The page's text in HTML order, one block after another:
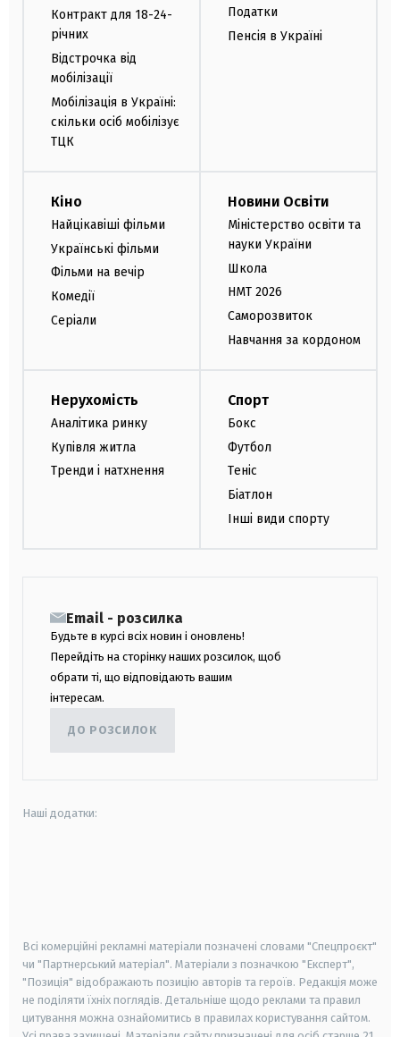
Контракт для 18-24-
річних
Відстрочка від
мобілізації
Мобілізація в Україні:
скільки осіб мобілізує
ТЦК
Податки
Пенсія в Україні
Кіно
Найцікавіші фільми
Українські фільми
Фільми на вечір
Комедії
Серіали
Новини Освіти
Міністерство освіти та
науки України
Школа
НМТ 2026
Саморозвиток
Навчання за кордоном
Нерухомість
Аналітика ринку
Купівля житла
Тренди і натхнення
Спорт
Бокс
Футбол
Теніс
Біатлон
Інші види спорту
Email - розсилка
Будьте в курсі всіх новин і оновлень!
Перейдіть на сторінку наших розсилок, щоб
обрати ті, що відповідають вашим
інтересам.
ДО РОЗСИЛОК
Наші додатки:
Всі комерційні рекламні матеріали позначені словами "Спецпроєкт"
чи "Партнерський матеріал". Матеріали з позначкою "Експерт",
"Позиція" відображають позицію авторів та героїв. Редакція може
не поділяти їхніх поглядів. Детальніше щодо реклами та правил
цитування можна ознайомитись в правилах користування сайтом.